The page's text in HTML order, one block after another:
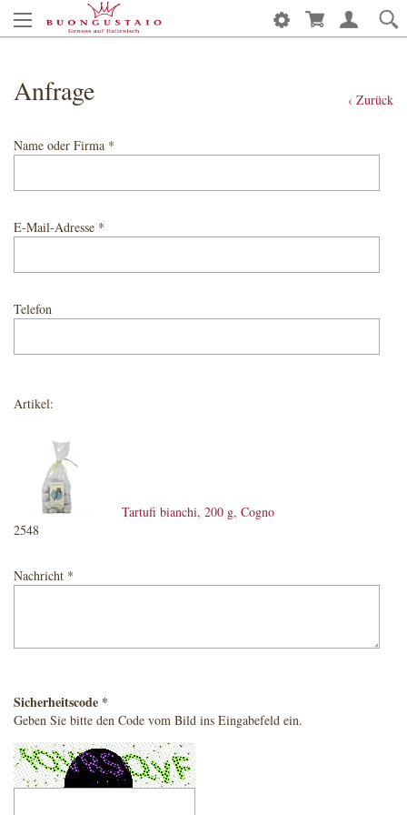
‹ Zurück
Anfrage
Name oder Firma *
E-Mail-Adresse *
Telefon
Artikel:
Tartufi bianchi, 200 g, Cogno
2548
Nachricht *
Sicherheitscode *
Geben Sie bitte den Code vom Bild ins Eingabefeld ein.